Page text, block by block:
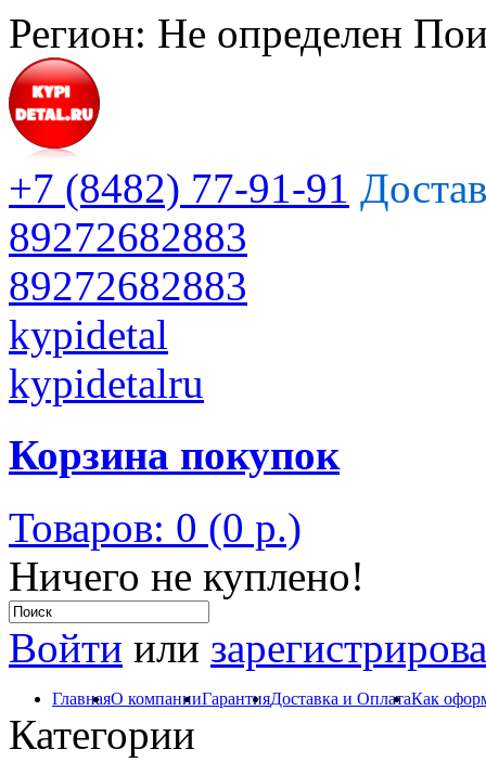
Регион: Не определен
+7 (8482) 77-91-91
89272682883
89272682883
kypidetal
kypidetalru
Корзина покупок
Товаров: 0 (0 р.)
Ничего не куплено!
Войти или
ГлавнаяО компанииГарантияДоставка и ОплатаКак
Категории